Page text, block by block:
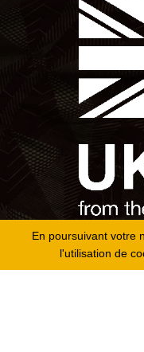
En poursuivant votre
l'utilisation de